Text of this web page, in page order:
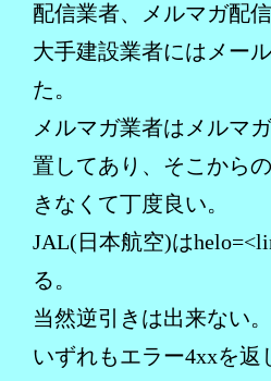
配信業者、メルマガ配
大手建設業者にはメー
た。
メルマガ業者はメルマ
置してあり、そこから
きなくて丁度良い。
JAL(日本航空)は
る。
当然逆引きは出来ない。
いずれもエラー4xxを